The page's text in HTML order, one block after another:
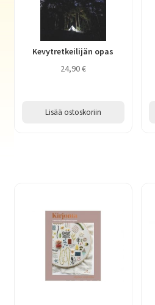
Kevytretkeilijän opas
24,90€
Lisää ostoskoriin